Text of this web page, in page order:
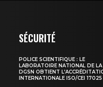
SÉCURITÉ
POLICE SCIENTIFIQUE : LE
LABORATOIRE NATIONAL DE LA
DGSN OBTIENT
INTERNATIONALE ISO/CEI 17025